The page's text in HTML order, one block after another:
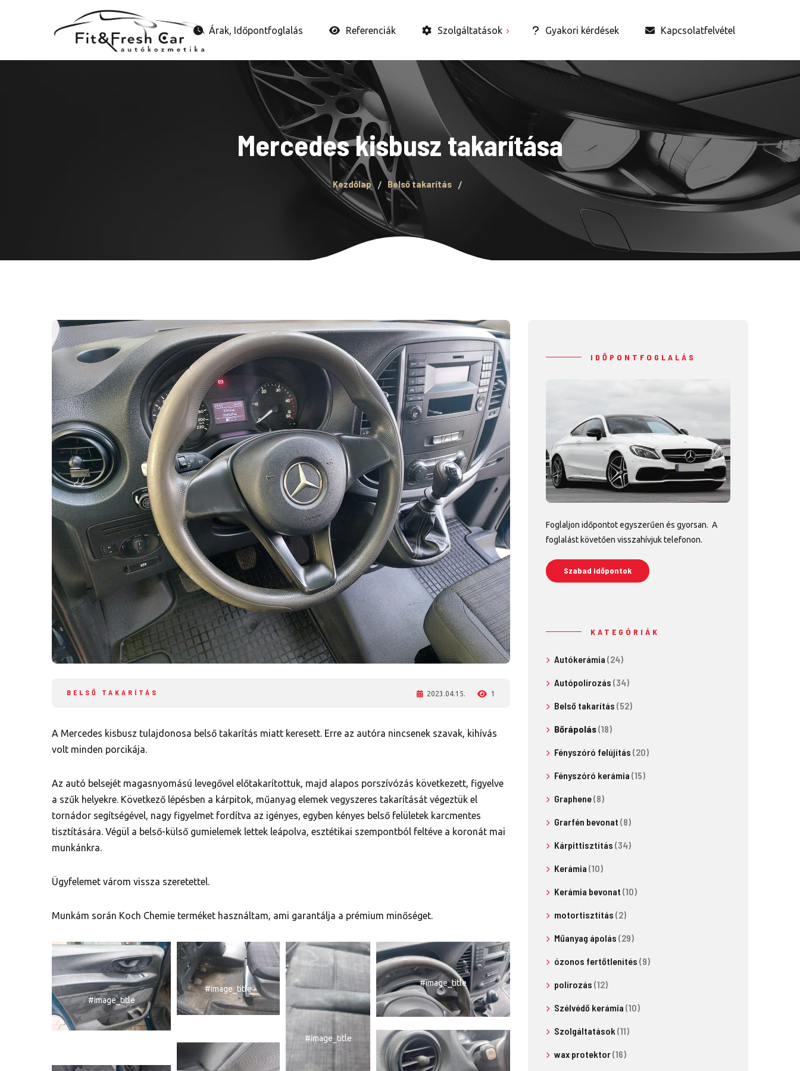
Árak, Időpontfoglalás Referenciák Szolgáltatások
Autó belső takarítás
Autópolírozás
Autókerámia és WAX
Bevonatok
Fényszóró felújítás
Ózongenerátoros
fertőtlenítés
Gyakori kérdések Kapcsolatfelvétel
Mercedes kisbusz takarítása
Kezdőlap Belső takarítás
BELSŐ TAKARÍTÁS 2023.04.15. 1
A Mercedes kisbusz tulajdonosa belső takarítás miatt keresett. Erre az autóra nincsenek szavak, kihívás
volt minden porcikája.
Az autó belsejét magasnyomású levegővel előtakarítottuk, majd alapos porszívózás következett, figyelve
a szűk helyekre. Következő lépésben a kárpitok, műanyag elemek vegyszeres takarítását végeztük el
tornádor segítségével, nagy figyelmet fordítva az igényes, egyben kényes belső felületek karcmentes
tisztítására. Végül a belső-külső gumielemek lettek leápolva, esztétikai szempontból feltéve a koronát mai
munkánkra.
Ügyfelemet várom vissza szeretettel.
Munkám során Koch Chemie terméket használtam, ami garantálja a prémium minőséget.
#image_title
#image_title
#image_title
#image_title
IDŐPONTFOGLALÁS
Foglaljon időpontot egyszerűen és gyorsan. A
foglalást követően visszahívjuk telefonon.
Szabad időpontok
KATEGÓRIÁK
Autókerámia (24)
Autópolírozás (34)
Belső takarítás (52)
Bőrápolás(18)
Fényszóró felújítás (20)
Fényszóró kerámia (15)
Graphene(8)
Grarfén bevonat (8)
Kárpittisztítás (34)
Kerámia (10)
Kerámia bevonat (10)
motortisztítás (2)
Műanyag ápolás (29)
ózonos fertőtlenítés (9)
polírozás (12)
Szélvédő kerámia (10)
Szolgáltatások (11)
wax protektor(16)